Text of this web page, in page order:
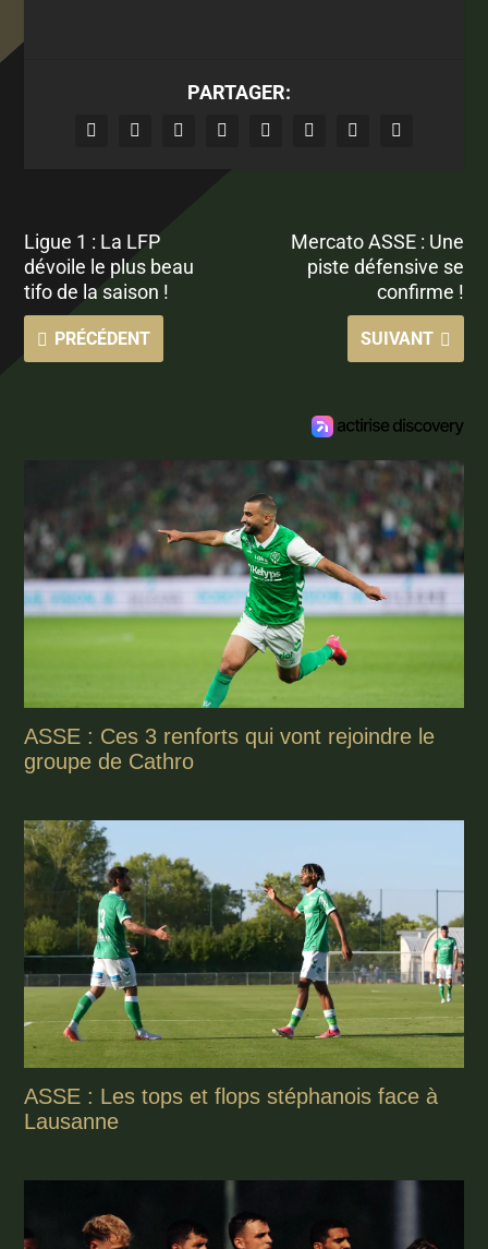
PARTAGER:
Ligue 1 : La LFP
dévoile le plus beau
tifo de la saison !
PRÉCÉDENT
Mercato ASSE : Une
piste défensive se
confirme !
SUIVANT
ASSE : Ces 3 renforts qui vont rejoindre le
groupe de Cathro
ASSE : Les tops et flops stéphanois face à
Lausanne